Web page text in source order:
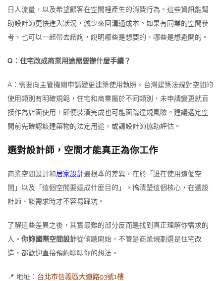
日人流量，以及希望顧客在空間裡產生的消費行為。這些資訊能幫
助設計師更快進入狀況，減少來回溝通成本。如果有同業的空間參
考，也可以一起帶去諮詢，說明哪些是想要的、哪些是想避開的。
Q：住宅改成商業用途需要辦什麼手續？
A：需要向主管機關申請變更建築使用執照。台灣建築法規對空間的
使用類別有明確規範，住宅和商業屬於不同類別，未申請變更就直
接作為店面使用，即便裝潢完成也可能面臨違規風險。建議選定空
間前先確認該建築物的法定用途，或請設計師協助評估。
選對設計師，空間才能真正為你工作
商業空間設計和居家設計最根本的差異，在於「誰在使用這個空
間」以及「這個空間要達成什麼目的」。搞清楚這個核心，在選設
計師、談需求時才不容易踩坑。
了解這些差異之後，其實最難的部分反而是找到真正理解你需求的
人。 你妳國際空間設計從傾聽開始，不管是商業規劃還是住宅改
造，都歡迎直接預約聊聊你的想法。
📍 地址： 台北市信義區大道路93號1樓